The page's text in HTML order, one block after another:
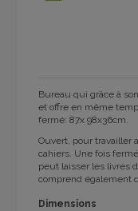
Bureau qui grâce à
et offre en même
fermé: 87x 98x36cm.
Ouvert, pour travailler
cahiers. Une fois
peut laisser les livres
comprend également
Dimensions